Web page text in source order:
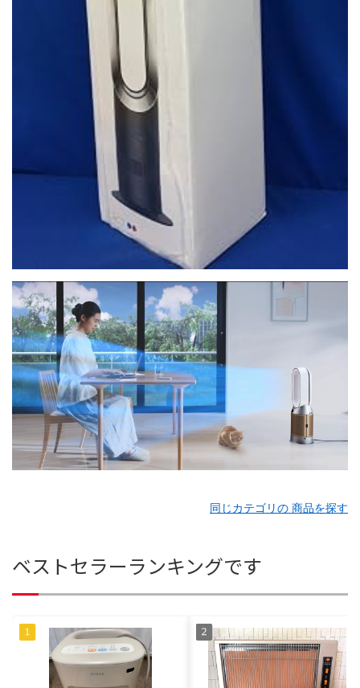
同じカテゴリの 商品を探す
ベストセラーランキングです